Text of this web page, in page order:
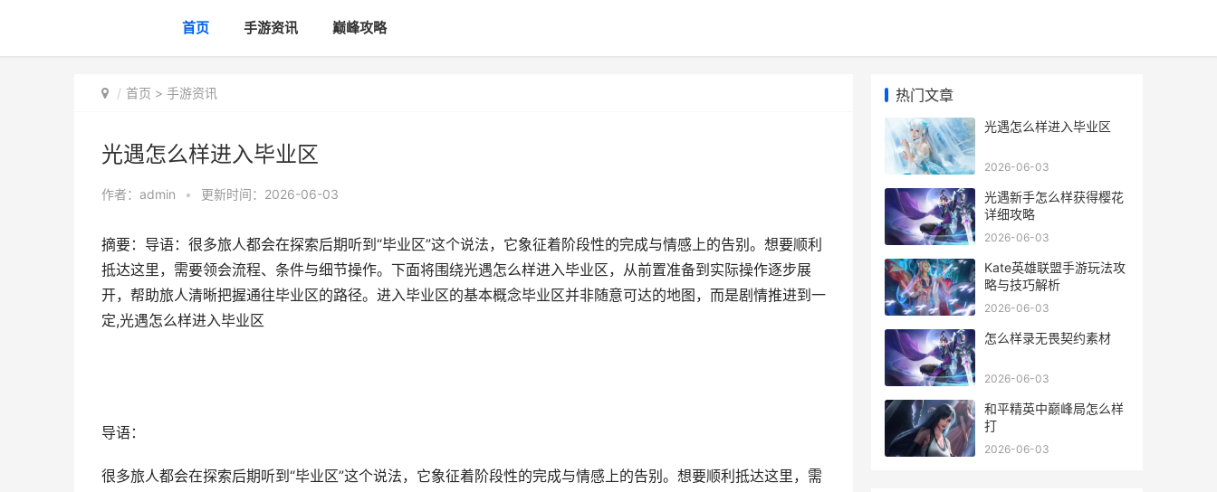
首页 手游资讯 巅峰攻略
首页 > 手游资讯
光遇怎么样进入毕业区
作者： admin • 更新时间：2026-06-03
摘要：导语：很多旅人都会在探索后期听到“毕业区”这个说法，它象征着阶段性的完成与情感上的告别。想要顺利
抵达这里，需要领会流程、条件与细节操作。下面将围绕光遇怎么样进入毕业区，从前置准备到实际操作逐步展
开，帮助旅人清晰把握通往毕业区的路径。进入毕业区的基本概念毕业区并非随意可达的地图，而是剧情推进到一
定,光遇怎么样进入毕业区
导语：
很多旅人都会在探索后期听到“毕业区”这个说法，它象征着阶段性的完成与情感上的告别。想要顺利抵达这里，需
热门文章
光遇怎么样进入毕业区
2026-06-03
光遇新手怎么样获得樱花
详细攻略
2026-06-03
Kate英雄联盟手游玩法攻
略与技巧解析
2026-06-03
怎么样录无畏契约素材
2026-06-03
和平精英中巅峰局怎么样
打
2026-06-03